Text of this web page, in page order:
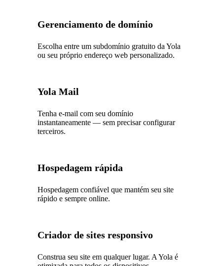
Gerenciamento de domínio
Escolha entre um subdomínio gratuito da Yola
ou seu próprio endereço web personalizado.
Yola Mail
Tenha e-mail com seu domínio
instantaneamente — sem precisar configurar
terceiros.
Hospedagem rápida
Hospedagem confiável que mantém seu site
rápido e sempre online.
Criador de sites responsivo
Construa seu site em qualquer lugar. A Yola é